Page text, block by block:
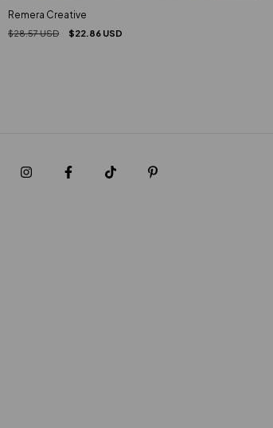
Remera Creative
$28.57 USD $22.86 USD